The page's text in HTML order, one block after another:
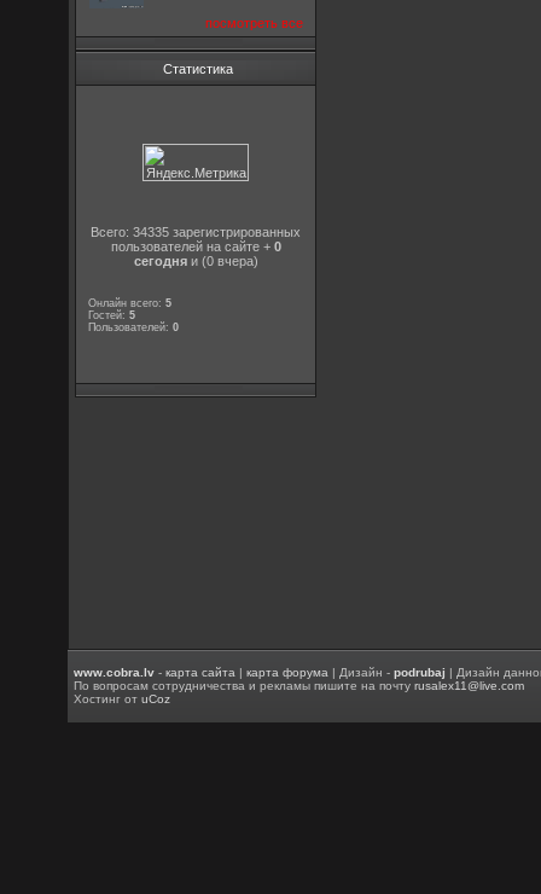
посмотреть все
Статистика
Всего: 34335 зарегистрированных
пользователей на сайте + 0
сегодняи (0 вчера)
Онлайн всего:5
Гостей:5
Пользователей:0
www.cobra.lv -карта сайта |карта форума | Дизайн -podrubaj | Дизайн
По вопросам сотрудничества и рекламы пишите на почтуrusalex11@live.com
Хостинг отuCoz